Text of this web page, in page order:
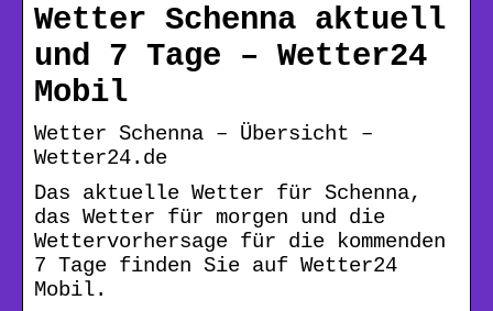
Wetter Schenna aktuell
und 7 Tage – Wetter24
Mobil
Wetter Schenna – Übersicht –
Wetter24.de
Das aktuelle Wetter für Schenna,
das Wetter für morgen und die
Wettervorhersage für die kommenden
7 Tage finden Sie auf Wetter24
Mobil.